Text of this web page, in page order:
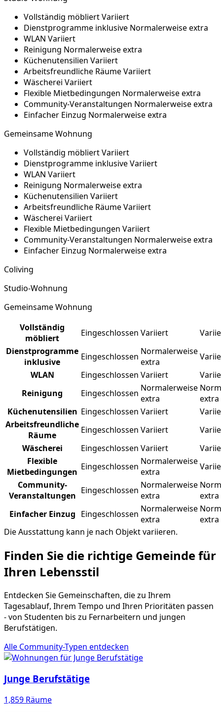
Vollständig möbliertVariiert
Dienstprogramme inklusive Normalerweise extra
WLAN Variiert
Reinigung Normalerweise extra
Küchenutensilien Variiert
Arbeitsfreundliche RäumeVariiert
Wäscherei Variiert
Flexible Mietbedingungen Normalerweise extra
Community-Veranstaltungen Normalerweise extra
Einfacher Einzug Normalerweise extra
Gemeinsame Wohnung
Vollständig möbliertVariiert
Dienstprogramme inklusiveVariiert
WLAN Variiert
Reinigung Normalerweise extra
Küchenutensilien Variiert
Arbeitsfreundliche RäumeVariiert
Wäscherei Variiert
Flexible Mietbedingungen Variiert
Community-Veranstaltungen Normalerweise extra
Einfacher Einzug Normalerweise extra
Coliving
Studio-Wohnung
Gemeinsame Wohnung
Vollständig
möbliert
Eingeschlossen Variiert
Dienstprogramme
inklusive
Eingeschlossen Normalerweise
extra
WLAN
Eingeschlossen Variiert
Reinigung
Eingeschlossen Normalerweise
extra
extra
Küchenutensilien Eingeschlossen Variiert
Arbeitsfreundliche
Räume
Eingeschlossen Variiert
Wäscherei
Eingeschlossen Variiert
Flexible
Mietbedingungen Eingeschlossen Normalerweise
extra
Community-
Veranstaltungen Eingeschlossen Normalerweise
extra
extra
Einfacher Einzug Eingeschlossen Normalerweise
extra
extra
Die Ausstattung kann je nach Objekt variieren.
Finden Sie die richtige Gemeinde für
Ihren Lebensstil
Entdecken Sie Gemeinschaften, die zu Ihrem
Tagesablauf, Ihrem Tempo und Ihren Prioritäten passen
- von Studenten bis zu Fernarbeitern und jungen
Berufstätigen.
Alle Community-Typen entdecken
Junge Berufstätige
1,859 Räume